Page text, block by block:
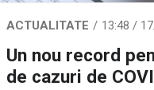
ACTUALITATE 13:48 /
Un nou record
de cazuri de